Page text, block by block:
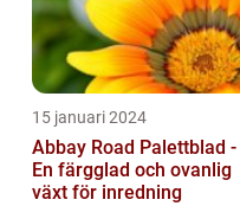
15 januari 2024
Abbay Road Palettblad -
En färgglad och ovanlig
växt för inredning